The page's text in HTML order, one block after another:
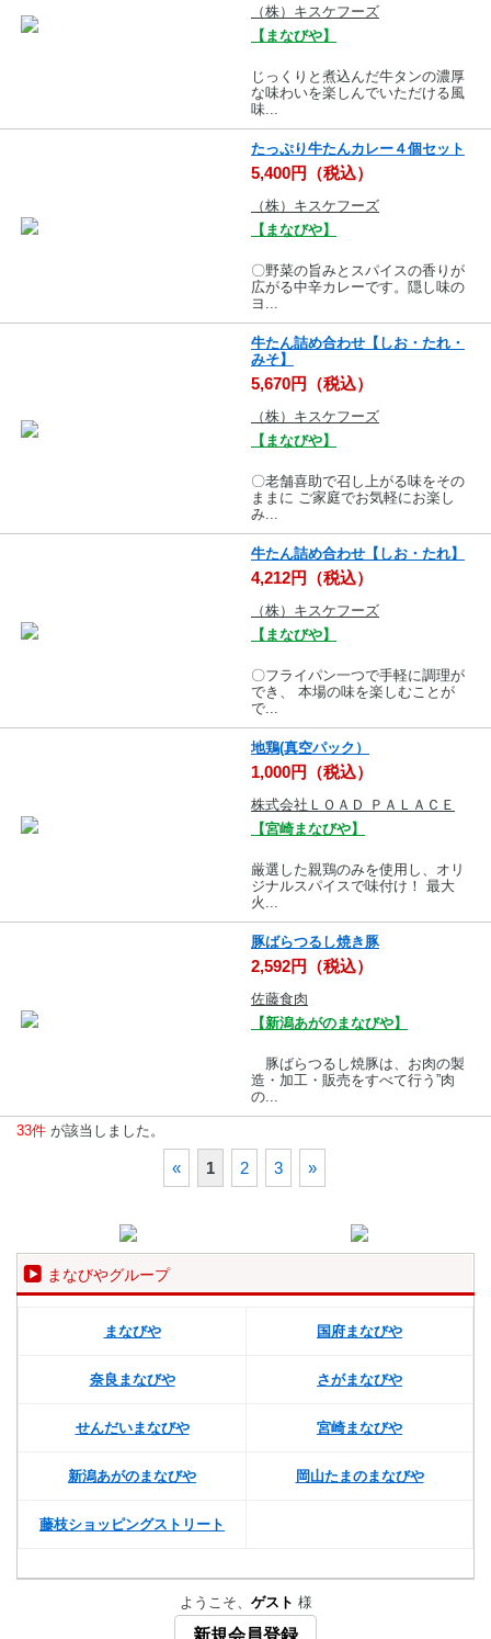
（株）キスケフーズ
【まなびや】
じっくりと煮込んだ牛タンの濃厚
な味わいを楽しんでいただける風
味...
たっぷり牛たんカレー４個セット
5,400円（税込）
（株）キスケフーズ
【まなびや】
〇野菜の旨みとスパイスの香りが
広がる中辛カレーです。隠し味の
ヨ...
牛たん詰め合わせ【しお・たれ・
みそ】
5,670円（税込）
（株）キスケフーズ
【まなびや】
〇老舗喜助で召し上がる味をその
ままに ご家庭でお気軽にお楽し
み...
牛たん詰め合わせ【しお・たれ】
4,212円（税込）
（株）キスケフーズ
【まなびや】
〇フライパン一つで手軽に調理が
でき、 本場の味を楽しむことが
で...
地鶏(真空パック）
1,000円（税込）
株式会社ＬＯＡＤ ＰＡＬＡＣＥ
【宮崎まなびや】
厳選した親鶏のみを使用し、オリ
ジナルスパイスで味付け！ 最大
火...
豚ばらつるし焼き豚
2,592円（税込）
佐藤食肉
【新潟あがのまなびや】
豚ばらつるし焼豚は、お肉の製
造・加工・販売をすべて行う”肉
の...
33件 が該当しました。
« 1 2 3 »
まなびやグループ
まなびや 国府まなびや
奈良まなびや さがまなびや
せんだいまなびや 宮崎まなびや
新潟あがのまなびや 岡山たまのまなびや
藤枝ショッピングストリート
ようこそ、 ゲスト 様